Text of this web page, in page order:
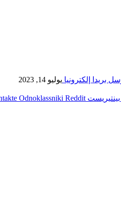
بريدا إلكترونيا يوليو 14, 2023
بينتيريست Odnoklassniki